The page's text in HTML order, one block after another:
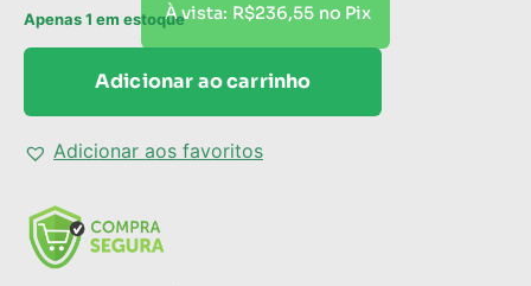
À vista: R$236,55 no Pix
Apenas 1 em estoque
Adicionar ao carrinho
Adicionar aos favoritos